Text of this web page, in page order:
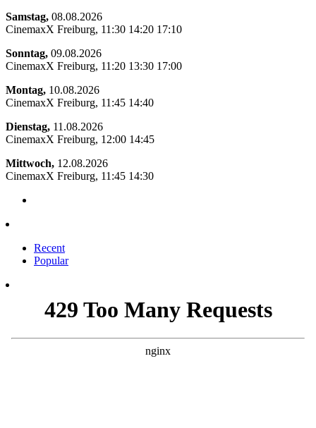
Samstag, 08.08.2026
CinemaxX Freiburg, 11:30 14:20 17:10
Sonntag, 09.08.2026
CinemaxX Freiburg, 11:20 13:30 17:00
Montag, 10.08.2026
CinemaxX Freiburg, 11:45 14:40
Dienstag, 11.08.2026
CinemaxX Freiburg, 12:00 14:45
Mittwoch, 12.08.2026
CinemaxX Freiburg, 11:45 14:30
Recent
Popular